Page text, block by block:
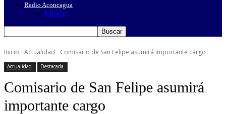
Radio Aconcagua
Misión
Inicio Actualidad Comisario de San Felipe asumirá importante cargo
Actualidad Destacada
Comisario de San Felipe asumirá
importante cargo